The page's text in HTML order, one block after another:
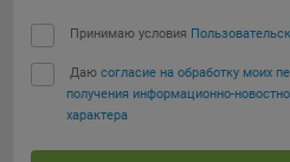
Компании, которым мы
Яндекс Метрика – сервис
предоставляемый ООО
Льва Толстого, д. 16, 119021.
Принимаю условия
Даю согласие на обработку моих
получения информационно-
характера